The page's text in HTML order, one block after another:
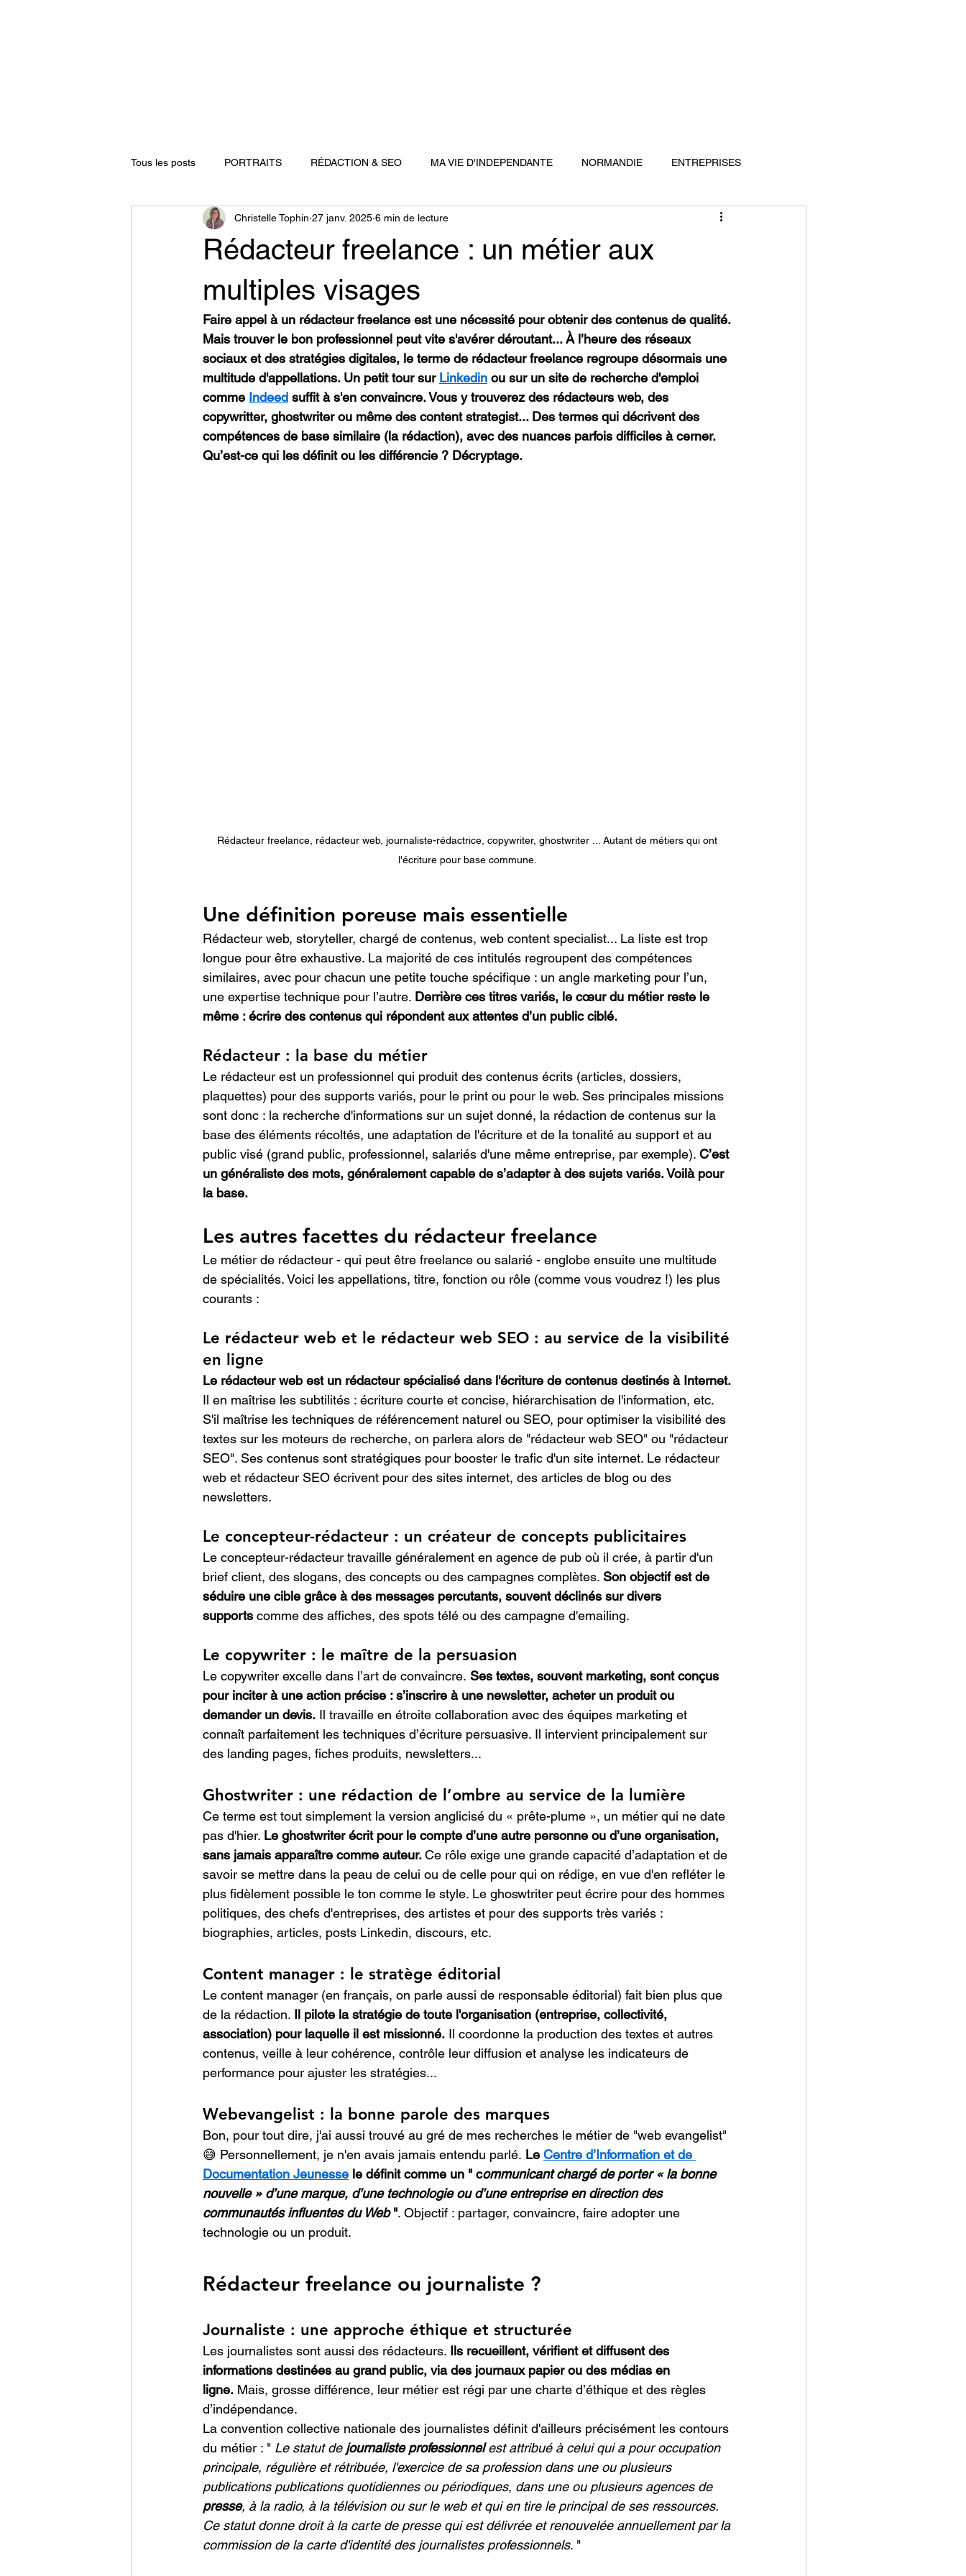
Tous les posts PORTRAITS RÉDACTION & SEO MA VIE D'INDEPENDANTE NORMANDIE ENTREPRISES
Rédacteur freelance : un métier aux
multiples visages
Christelle Tophin 27 janv. 2025 6 min de lecture
Faire appel à un rédacteur freelance est une nécessité pour obtenir des contenus de qualité.
Mais trouver le bon professionnel peut vite s'avérer déroutant... À l’heure des réseaux
sociaux et des stratégies digitales, le terme de rédacteur freelance regroupe désormais une
multitude d'appellations. Un petit tour sur Linkedin ou sur un site de recherche d'emploi
comme Indeed suffit à s'en convaincre. Vous y trouverez des rédacteurs web, des
copywritter, ghostwriter ou même des content strategist... Des termes qui décrivent des
compétences de base similaire (la rédaction), avec des nuances parfois difficiles à cerner.
Qu’est-ce qui les définit ou les différencie ? Décryptage.
Rédacteur freelance, rédacteur web, journaliste-rédactrice, copywriter, ghostwriter ... Autant de métiers qui ont
l'écriture pour base commune.
Une définition poreuse mais essentielle
Rédacteur web, storyteller, chargé de contenus, web content specialist... La liste est trop
longue pour être exhaustive. La majorité de ces intitulés regroupent des compétences
similaires, avec pour chacun une petite touche spécifique : un angle marketing pour l’un,
une expertise technique pour l’autre. Derrière ces titres variés, le cœur du métier reste le
même : écrire des contenus qui répondent aux attentes d’un public ciblé.
Rédacteur : la base du métier
Le rédacteur est un professionnel qui produit des contenus écrits (articles, dossiers,
plaquettes) pour des supports variés, pour le print ou pour le web. Ses principales missions
sont donc : la recherche d'informations sur un sujet donné, la rédaction de contenus sur la
base des éléments récoltés, une adaptation de l'écriture et de la tonalité au support et au
public visé (grand public, professionnel, salariés d'une même entreprise, par exemple). C’est
un généraliste des mots, généralement capable de s’adapter à des sujets variés. Voilà pour
la base.
Les autres facettes du rédacteur freelance
Le métier de rédacteur - qui peut être freelance ou salarié - englobe ensuite une multitude
de spécialités. Voici les appellations, titre, fonction ou rôle (comme vous voudrez !) les plus
courants :
Le rédacteur web et le rédacteur web SEO : au service de la visibilité
en ligne
Le rédacteur web est un rédacteur spécialisé dans l'écriture de contenus destinés à Internet.
Il en maîtrise les subtilités : écriture courte et concise, hiérarchisation de l'information, etc.
S'il maîtrise les techniques de référencement naturel ou SEO, pour optimiser la visibilité des
textes sur les moteurs de recherche, on parlera alors de "rédacteur web SEO" ou "rédacteur
SEO". Ses contenus sont stratégiques pour booster le trafic d'un site internet. Le rédacteur
web et rédacteur SEO écrivent pour des sites internet, des articles de blog ou des
newsletters.
Le concepteur-rédacteur : un créateur de concepts publicitaires
Le concepteur-rédacteur travaille généralement en agence de pub où il crée, à partir d'un
brief client, des slogans, des concepts ou des campagnes complètes. Son objectif est de
séduire une cible grâce à des messages percutants, souvent déclinés sur divers
supports comme des affiches, des spots télé ou des campagne d'emailing.
Le copywriter : le maître de la persuasion
Le copywriter excelle dans l’art de convaincre. Ses textes, souvent marketing, sont conçus
pour inciter à une action précise : s’inscrire à une newsletter, acheter un produit ou
demander un devis. Il travaille en étroite collaboration avec des équipes marketing et
connaît parfaitement les techniques d’écriture persuasive. Il intervient principalement sur
des landing pages, fiches produits, newsletters...
Ghostwriter : une rédaction de l’ombre au service de la lumière
Ce terme est tout simplement la version anglicisé du « prête-plume », un métier qui ne date
pas d'hier. Le ghostwriter écrit pour le compte d’une autre personne ou d’une organisation,
sans jamais apparaître comme auteur. Ce rôle exige une grande capacité d’adaptation et de
savoir se mettre dans la peau de celui ou de celle pour qui on rédige, en vue d'en refléter le
plus fidèlement possible le ton comme le style. Le ghoswtriter peut écrire pour des hommes
politiques, des chefs d'entreprises, des artistes et pour des supports très variés :
biographies, articles, posts Linkedin, discours, etc.
Content manager : le stratège éditorial
Le content manager (en français, on parle aussi de responsable éditorial) fait bien plus que
de la rédaction. Il pilote la stratégie de toute l'organisation (entreprise, collectivité,
association) pour laquelle il est missionné. Il coordonne la production des textes et autres
contenus, veille à leur cohérence, contrôle leur diffusion et analyse les indicateurs de
performance pour ajuster les stratégies...
Webevangelist : la bonne parole des marques
Bon, pour tout dire, j'ai aussi trouvé au gré de mes recherches le métier de "web evangelist"
﻿😅﻿ Personnellement, je n'en avais jamais entendu parlé. Le Centre d’Information et de
Documentation Jeunesse le définit comme un " communicant chargé de porter « la bonne
nouvelle » d’une marque, d’une technologie ou d’une entreprise en direction des
communautés influentes du Web ". Objectif : partager, convaincre, faire adopter une
technologie ou un produit.
Rédacteur freelance ou journaliste ?
Journaliste : une approche éthique et structurée
Les journalistes sont aussi des rédacteurs. Ils recueillent, vérifient et diffusent des
informations destinées au grand public, via des journaux papier ou des médias en
ligne. Mais, grosse différence, leur métier est régi par une charte d’éthique et des règles
d’indépendance.
La convention collective nationale des journalistes définit d'ailleurs précisément les contours
du métier : " Le statut de journaliste professionnel est attribué à celui qui a pour occupation
principale, régulière et rétribuée, l'exercice de sa profession dans une ou plusieurs
publications publications quotidiennes ou périodiques, dans une ou plusieurs agences de
presse, à la radio, à la télévision ou sur le web et qui en tire le principal de ses ressources.
Ce statut donne droit à la carte de presse qui est délivrée et renouvelée annuellement par la
commission de la carte d'identité des journalistes professionnels. "